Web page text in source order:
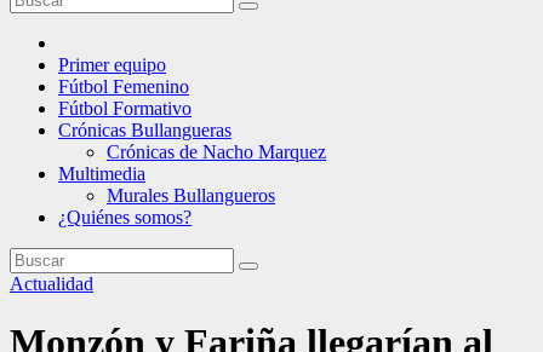
Primer equipo
Fútbol Femenino
Fútbol Formativo
Crónicas Bullangueras
Crónicas de Nacho Marquez
Multimedia
Murales Bullangueros
¿Quiénes somos?
Actualidad
Monzón y Fariña llegarían al